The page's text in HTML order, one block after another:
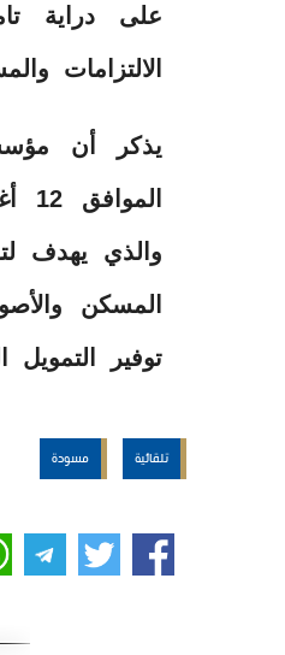
على دراية
الالتزامات
يذكر أن
والذي يهدف
المسكن
توفير
تلقائية مسودة